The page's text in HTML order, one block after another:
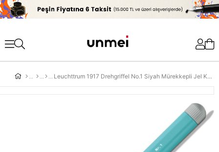
'
Leuchttrum 1917 Drehgriffel No.1 Siyah Mürekkepli Jel Kalem Aquamarine 364164